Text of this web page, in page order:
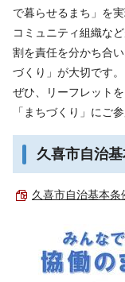
で暮らせるまち」を
コミュニティ組織な
割を責任を分かち合
づくり」が大切です。
ぜひ、リーフレット
「まちづくり」にご
久喜市自治
久喜市自治基本条